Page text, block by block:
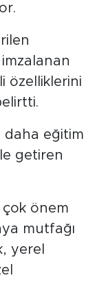
özelliklerini
daha eğitim
getiren
önem
mutfağı
yerel